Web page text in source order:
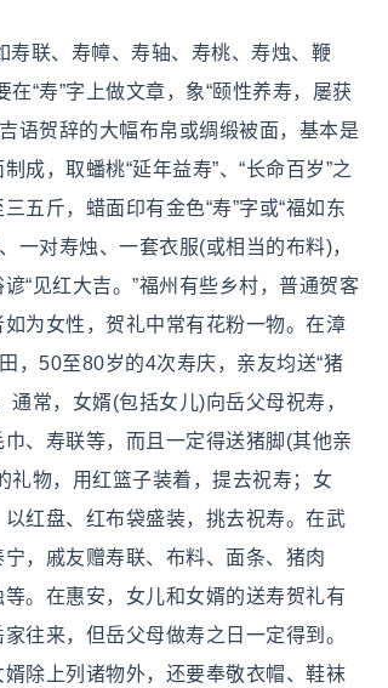
联、寿幛、寿轴、寿桃、寿烛、鞭
“寿”字上做文章，象“颐性养寿，屡获
语贺辞的大幅布帛或绸缎被面，基本是
成，取蟠桃“延年益寿”、“长命百岁”之
五斤，蜡面印有金色“寿”字或“福如东
一对寿烛、一套衣服(或相当的布料)，
“见红大吉。”福州有些乡村，普通贺客
为女性，贺礼中常有花粉一物。在漳
，50至80岁的4次寿庆，亲友均送“猪
通常，女婿(包括女儿)向岳父母祝寿，
、寿联等，而且一定得送猪脚(其他亲
礼物，用红篮子装着，提去祝寿；女
红盘、红布袋盛装，挑去祝寿。在武
，戚友赠寿联、布料、面条、猪肉
。在惠安，女儿和女婿的送寿贺礼有
往来，但岳父母做寿之日一定得到。
除上列诸物外，还要奉敬衣帽、鞋袜